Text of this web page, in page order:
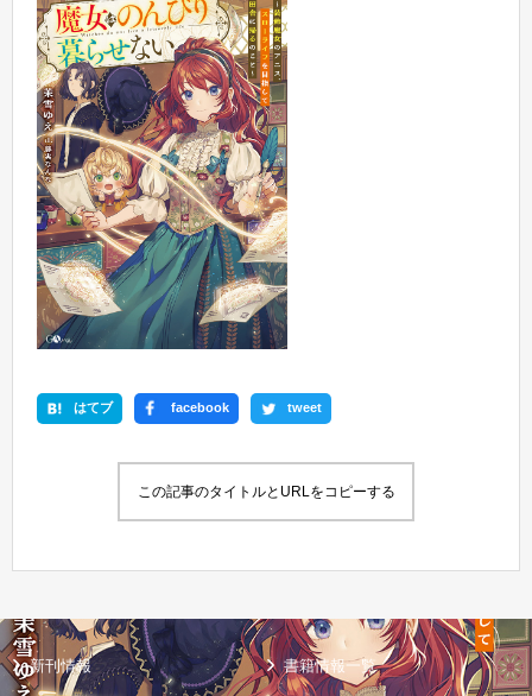
はてブ facebook tweet
この記事のタイトルとURLをコピーする
新刊情報 書籍情報一覧